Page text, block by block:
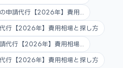
申請代行【2026年】費用...
行【2026年】費用相場と探し方
代行【2026年】費用相場...
行【2026年】費用相場と探し方